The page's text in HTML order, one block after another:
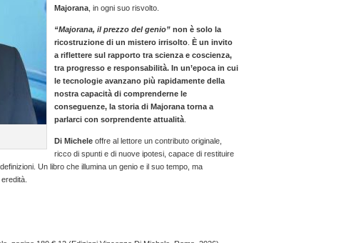
Majorana , in ogni suo risvolto.
“Majorana, il prezzo del genio” non è solo la
ricostruzione di un mistero irrisolto È un invito
a riflettere sul rapporto tra scienza e coscienza,
tra progresso e responsabilità. In un’epoca in cui
le tecnologie avanzano più rapidamente della
nostra capacità di comprenderne le
conseguenze, la storia di Majorana torna a
parlarci con sorprendente attualità
Di Michele offre al lettore un contributo originale,
ricco di spunti e di nuove ipotesi, capace di restituire
Un libro che illumina un genio e il suo tempo, ma